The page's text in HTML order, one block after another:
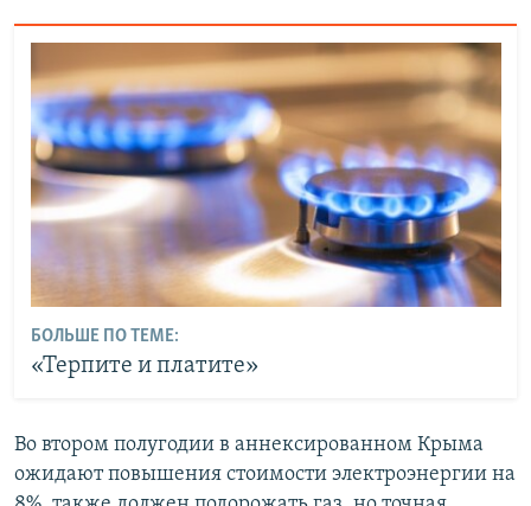
БОЛЬШЕ ПО ТЕМЕ:
«Терпите и платите»
Во втором полугодии в аннексированном Крыма
ожидают повышения стоимости электроэнергии на